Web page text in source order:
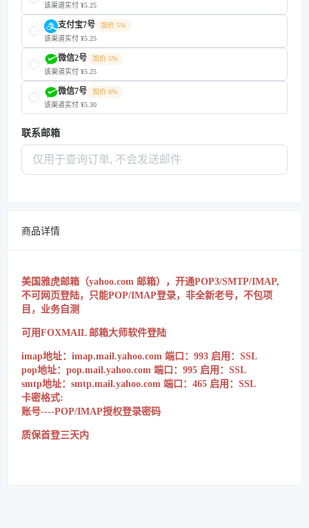
该渠道实付 ¥5.25
支付宝7号
加价 5%
该渠道实付 ¥5.25
微信2号
加价 5%
该渠道实付 ¥5.25
微信7号
加价 6%
该渠道实付 ¥5.30
联系邮箱
商品详情
美国雅虎邮箱（yahoo.com 邮箱），开通POP3/SMTP/IMAP,
不可网页登陆，只能POP/IMAP登录，非全新老号，不包项
目，业务自测
可用FOXMAIL 邮箱大师软件登陆
imap地址：imap.mail.yahoo.com 端口：993 启用：SSL
pop地址：pop.mail.yahoo.com 端口：995 启用：SSL
smtp地址：smtp.mail.yahoo.com 端口：465 启用：SSL
卡密格式:
账号----POP/IMAP授权登录密码
质保首登三天内